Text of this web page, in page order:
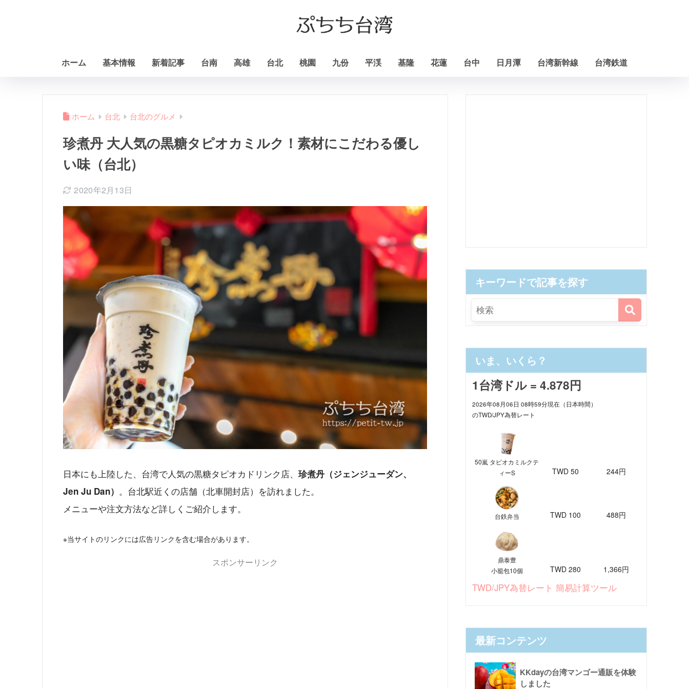
ホーム 基本情報 新着記事 台南 高雄 台北 桃園 九份 平渓 基隆 花蓮 台中 日月潭 台湾新幹線 台湾鉄道
ホーム 台北 台北のグルメ
珍煮丹 大人気の黒糖タピオカミルク！素材にこだわる優し
い味（台北）
2020年2月13日
日本にも上陸した、台湾で人気の黒糖タピオカドリンク店、 珍煮丹（ジェンジューダン、
Jen Ju Dan） 。台北駅近くの店舗（北車開封店）を訪れました。
メニューや注文方法など詳しくご紹介します。
※当サイトのリンクには広告リンクを含む場合があります。
スポンサーリンク
キーワードで記事を探す
いま、いくら？
1台湾ドル = 4.878円
2026年08月06日 08時59分現在（日本時間）
のTWD/JPY為替レート
50嵐 タピオカミルクテ
ィーS
TWD 50 244円
台鉄弁当 TWD 100 488円
鼎泰豊
小籠包10個
TWD 280 1,366円
TWD/JPY為替レート 簡易計算ツール
最新コンテンツ
KKdayの台湾マンゴー通販を体験
しました